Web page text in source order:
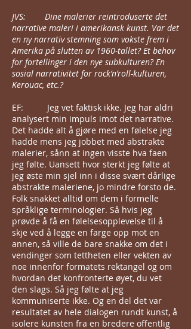
JVS: Dine malerier reintroduserte det
narrative maleri i amerikansk kunst. Var det
en ny narrativ stemning som vokste frem i
Amerika på slutten av 1960-tallet? Et behov
for fortellinger i den nye subkulturen? En
sosial narrativitet for rock’n’roll-kulturen,
Kerouac, etc.?
EF: Jeg vet faktisk ikke. Jeg har aldri
analysert min impuls imot det narrative.
Det hadde alt å gjøre med en følelse jeg
hadde mens jeg jobbet med abstrakte
malerier, sånn at ingen visste hva faen
jeg følte. Uansett hvor sterkt jeg følte at
jeg øste min sjel inn i disse svært dårlige
abstrakte maleriene, jo mindre forsto de.
Folk snakket alltid om dem i formelle
språklige terminologier. Så hvis jeg
prøvde å få en følelsesopplevelse til å
skje ved å legge en farge opp mot en
annen, så ville de bare snakke om det i
vendinger som tettheten eller vekten av
noe innenfor formatets rektangel og om
hvordan det konfronterte øyet, du vet
den slags. Så jeg følte at jeg
kommuniserte ikke. Og en del det var
resultatet av hele dialogen rundt kunst, å
isolere kunsten fra en bredere offentlig